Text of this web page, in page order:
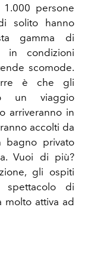
persone
solito hanno
gamma di
in condizioni
scomode.
è che gli
un viaggio
arriveranno in
accolti da
bagno privato
Vuoi di più?
gli ospiti
spettacolo di
molto attiva ad